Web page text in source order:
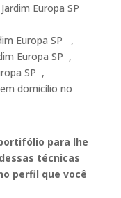
Europa SP
Europa SP ,
Europa SP ,
SP ,
domicílio no
para lhe
técnicas
perfil que você